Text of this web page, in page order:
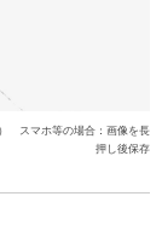
スマホ等の場合：画像を長
押し後保存